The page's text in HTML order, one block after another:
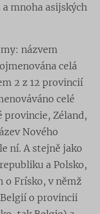
mnoha asijských
názvem
celá
2 z 12 provincií
celé
provincie, Zéland,
Nového
ní. A stejně jako
a Polsko,
o Frísko, v němž
o provincii